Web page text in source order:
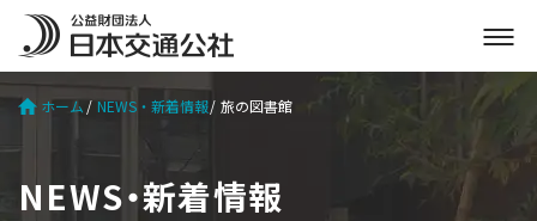
メ
ニ
ュ
ホーム NEWS・新着情報 旅の図書館
NEWS・新着情報